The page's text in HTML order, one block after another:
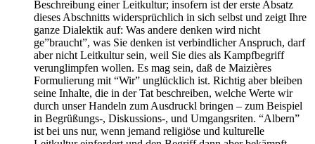
Beschreibung einer Leitkultur; insofern ist der erste Absatz
dieses Abschnitts widersprüchlich in sich selbst und zeigt Ihre
ganze Dialektik auf: Was andere denken wird nicht
ge”braucht”, was Sie denken ist verbindlicher Anspruch, darf
aber nicht Leitkultur sein, weil Sie dies als Kampfbegriff
verunglimpfen wollen. Es mag sein, daß de Maizières
Formulierung mit “Wir” unglücklich ist. Richtig aber bleiben
seine Inhalte, die in der Tat beschreiben, welche Werte wir
durch unser Handeln zum Ausdruckl bringen – zum Beispiel
in Begrüßungs-, Diskussions-, und Umgangsriten. “Albern”
ist bei uns nur, wenn jemand religiöse und kulturelle